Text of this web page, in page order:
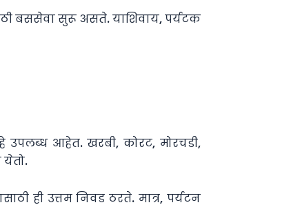
बससेवा सुरू असते. याशिवाय, पर्यटक
उपलब्ध आहेत. खरबी, कोरट, मोरचडी,
ही उत्तम निवड ठरते. मात्र, पर्यटन